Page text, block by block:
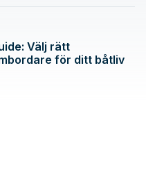
Välj rätt
för ditt båtliv